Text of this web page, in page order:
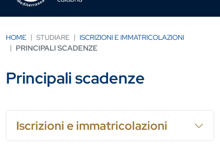
HOME STUDIARE ISCRIZIONI E IMMATRICOLAZIONI
PRINCIPALI SCADENZE
Principali scadenze
Iscrizioni e immatricolazioni